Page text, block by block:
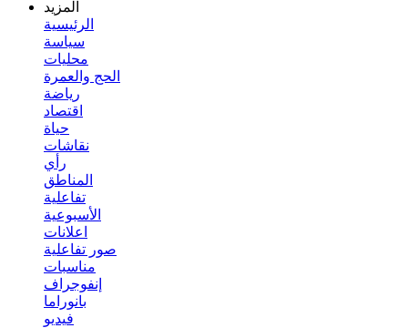
المزيد
الرئيسية
سياسة
محليات
الحج والعمرة
رياضة
اقتصاد
حياة
نقاشات
رأي
المناطق
تفاعلية
الأسبوعية
اعلانات
صور تفاعلية
مناسبات
إنفوجراف
بانوراما
فيديو